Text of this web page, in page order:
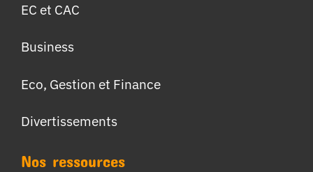
EC et CAC
Business
Eco, Gestion et Finance
Divertissements
Nos ressources